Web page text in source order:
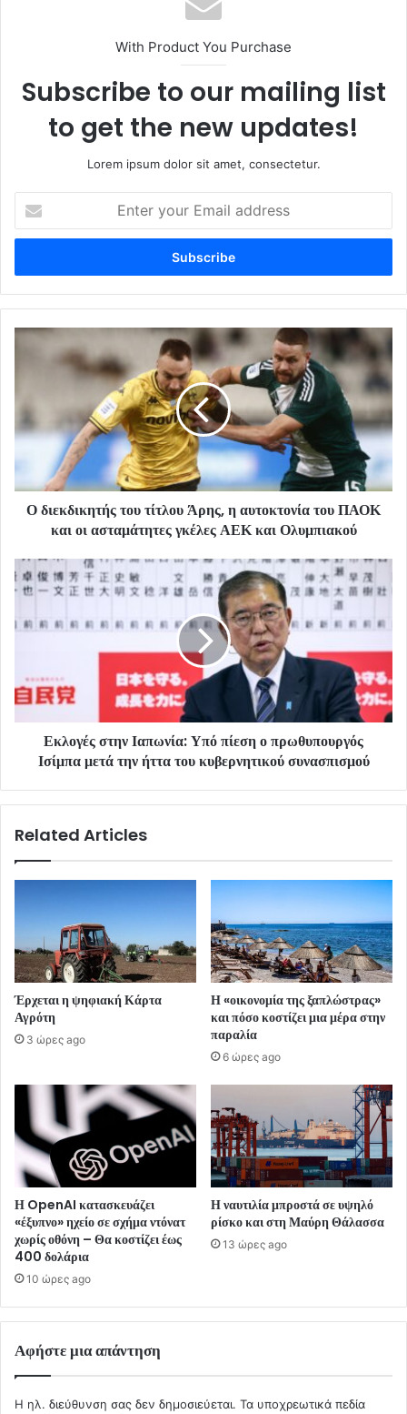
With Product You Purchase
Subscribe to our mailing list
to get the new updates!
Lorem ipsum dolor sit amet, consectetur.
your
Email
Ο διεκδικητής του τίτλου Άρης, η αυτοκτονία του ΠΑΟΚ
και οι ασταμάτητες γκέλες ΑΕΚ και Ολυμπιακού
Εκλογές στην Ιαπωνία: Υπό πίεση ο πρωθυπουργός
Ισίμπα μετά την ήττα του κυβερνητικού συνασπισμού
Related Articles
Έρχεται η ψηφιακή Κάρτα
Αγρότη
3 ώρες ago
Η «οικονομία της ξαπλώστρας»
και πόσο κοστίζει μια μέρα στην
παραλία
6 ώρες ago
Η OpenAI κατασκευάζει
«έξυπνο» ηχείο σε σχήμα ντόνατ
χωρίς οθόνη – Θα κοστίζει έως
400 δολάρια
10 ώρες ago
Η ναυτιλία μπροστά σε υψηλό
ρίσκο και στη Μαύρη Θάλασσα
13 ώρες ago
Αφήστε μια απάντηση
Η ηλ. διεύθυνση σας δεν δημοσιεύεται. Τα υποχρεωτικά πεδία